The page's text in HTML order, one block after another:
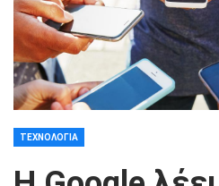
ΤΕΧΝΟΛΟΓΊΑ